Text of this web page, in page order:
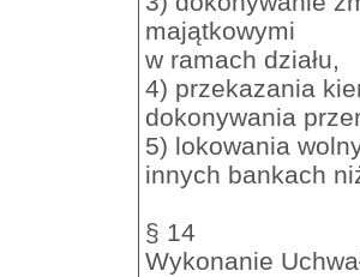
majątkowymi
w ramach działu,
4) przekazania
dokonywania
5) lokowania
innych bankach
§ 14
Wykonanie